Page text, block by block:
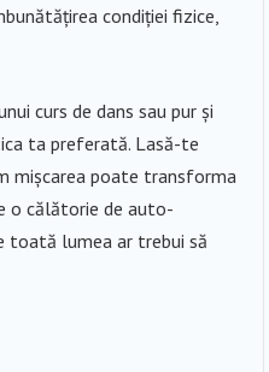
condiției fizice,
curs de dans sau pur și
ta preferată. Lasă-te
mișcarea poate transforma
o călătorie de auto-
toată lumea ar trebui să